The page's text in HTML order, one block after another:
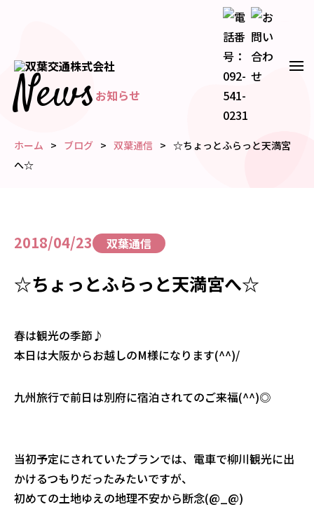
News お知らせ
ホーム ブログ 双葉通信
☆ちょっとふらっと天満宮
へ☆
2018/04/23 双葉通信
☆ちょっとふらっと天満宮へ☆
春は観光の季節♪
本日は大阪からお越しのM様になります(^^)/
九州旅行で前日は別府に宿泊されてのご来福(^^)◎
当初予定にされていたプランでは、電車で柳川観光に出
かけるつもりだったみたいですが、
初めての土地ゆえの地理不安から断念(@_@)